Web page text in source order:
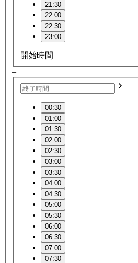
21:30
22:00
22:30
23:00
開始時間
–
00:30
01:00
01:30
02:00
02:30
03:00
03:30
04:00
04:30
05:00
05:30
06:00
06:30
07:00
07:30